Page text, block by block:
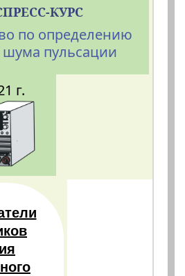
КУРС
по определению
шума пульсации
г.